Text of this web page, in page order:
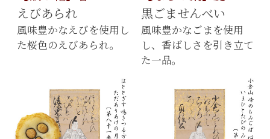
えびあられ
風味豊かなえびを使用し
た桜色のえびあられ。
黒ごませんべい
風味豊かなごまを使用
し、香ばしさを引き立て
た一品。